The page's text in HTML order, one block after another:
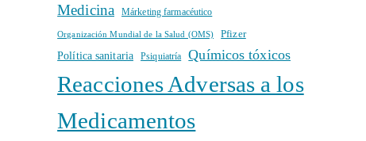
Medicina Márketing farmacéutico
Organización Mundial de la Salud (OMS) Pfizer
Política sanitaria Psiquiatría Químicos tóxicos
Reacciones Adversas a los
Medicamentos